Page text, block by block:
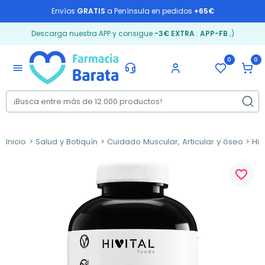
Envíos GRATIS a Península en pedidos +65€
Descarga nuestra APP y consigue -3€ EXTRA: APP-FB ;)
menu
0 0
Inicio Salud y Botiquín Cuidado Muscular, Articular y óseo
favorite_border